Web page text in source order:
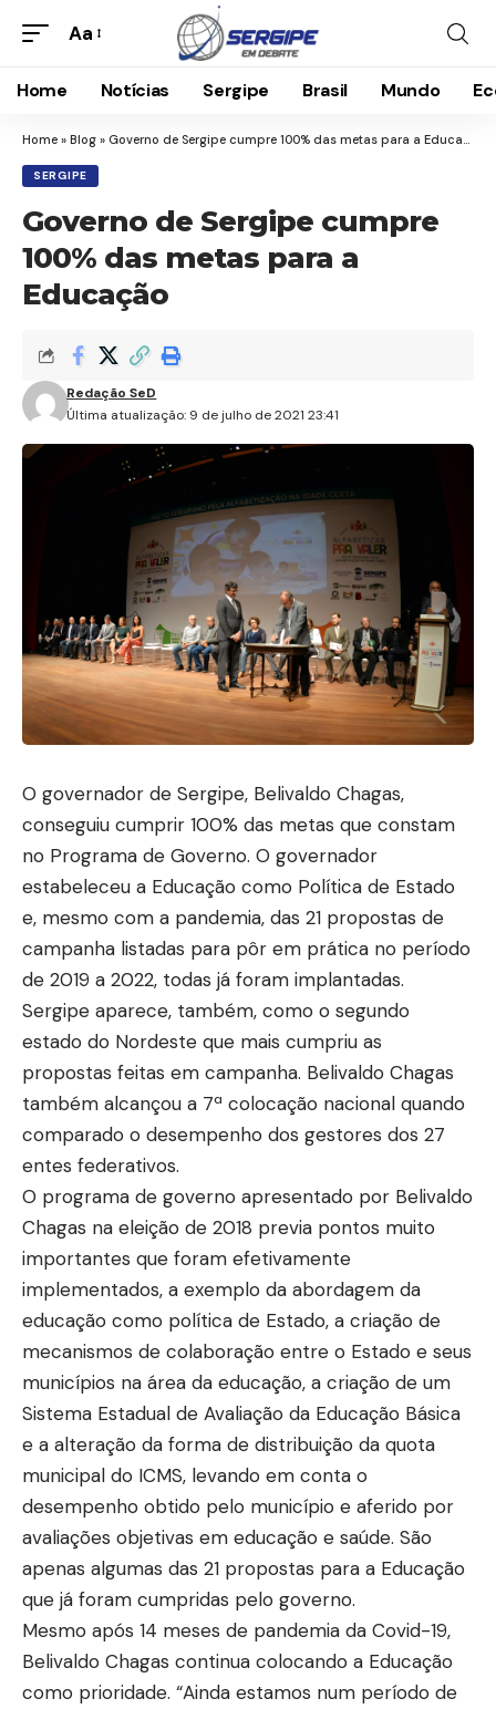
Aa
Home Notícias Sergipe Brasil Mundo
Home » Blog » Governo de Sergipe cumpre 100% das metas para a Educação
SERGIPE
Governo de Sergipe cumpre
100% das metas para a
Educação
Última atualização: 9 de julho de 2021 23:41
Redação SeD
O governador de Sergipe, Belivaldo Chagas,
conseguiu cumprir 100% das metas que constam
no Programa de Governo. O governador
estabeleceu a Educação como Política de Estado
e, mesmo com a pandemia, das 21 propostas de
campanha listadas para pôr em prática no período
de 2019 a 2022, todas já foram implantadas.
Sergipe aparece, também, como o segundo
estado do Nordeste que mais cumpriu as
propostas feitas em campanha. Belivaldo Chagas
também alcançou a 7ª colocação nacional quando
comparado o desempenho dos gestores dos 27
entes federativos.
O programa de governo apresentado por Belivaldo
Chagas na eleição de 2018 previa pontos muito
importantes que foram efetivamente
implementados, a exemplo da abordagem da
educação como política de Estado, a criação de
mecanismos de colaboração entre o Estado e seus
municípios na área da educação, a criação de um
Sistema Estadual de Avaliação da Educação Básica
e a alteração da forma de distribuição da quota
municipal do ICMS, levando em conta o
desempenho obtido pelo município e aferido por
avaliações objetivas em educação e saúde. São
apenas algumas das 21 propostas para a Educação
que já foram cumpridas pelo governo.
Mesmo após 14 meses de pandemia da Covid-19,
Belivaldo Chagas continua colocando a Educação
como prioridade. “Ainda estamos num período de